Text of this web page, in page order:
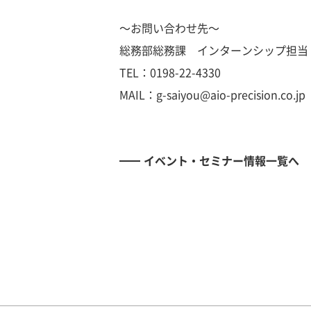
～お問い合わせ先～
総務部総務課 インターンシップ担当
TEL：0198-22-4330
MAIL：g-saiyou@aio-precision.co.jp
イベント・セミナー情報一覧へ